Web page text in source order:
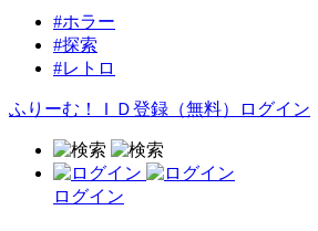
#ホラー
#探索
#レトロ
ふりーむ！ＩＤ登録（無料） ログイン
ログイン